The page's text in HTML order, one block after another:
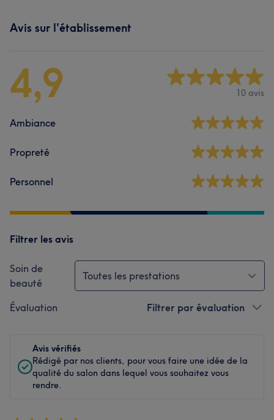
Avis sur l'établissement
4,9 10 avis
Ambiance
Propreté
Personnel
Filtrer les avis
Soin de
beauté
Toutes les prestations
Évaluation Filtrer par évaluation
Avis vérifiés
Rédigé par nos clients, pour vous faire une idée de la
qualité du salon dans lequel vous souhaitez vous
rendre.